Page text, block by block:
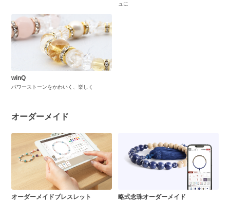
ュに
winQ
パワーストーンをかわいく、楽しく
オーダーメイド
オーダーメイドブレスレット 略式念珠オーダーメイド